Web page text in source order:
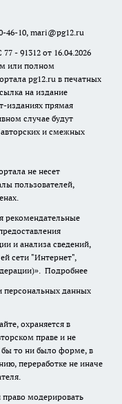
46-10, mari@pg12.ru
- 91312 от 16.04.2026
или полном
pg12.ru в печатных
на издание
изданиях прямая
случае будут
и смежных
не несет
пользователей,
рекомендательные
и анализа сведений,
сети "Интернет",
Подробнее
персональных данных
охраняется в
праве и не
бы то ни было форме, в
переработке не иначе
право модерировать